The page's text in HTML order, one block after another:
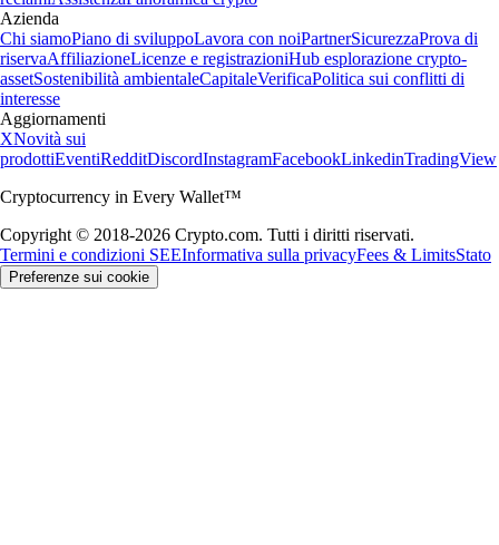
Azienda
Chi siamoPiano di sviluppoLavora con noiPartnerSicurezzaProva di
riservaAffiliazioneLicenze e registrazioniHub esplorazione crypto-
assetSostenibilità ambientaleCapitaleVerificaPolitica sui conflitti di
interesse
Aggiornamenti
XNovità sui
prodottiEventiRedditDiscordInstagramFacebookLinkedinTradingView
Cryptocurrency in Every Wallet™
Copyright © 2018-2026 Crypto.com. Tutti i diritti riservati.
Termini e condizioni SEEInformativa sulla privacyFees & LimitsStato
Preferenze sui cookie